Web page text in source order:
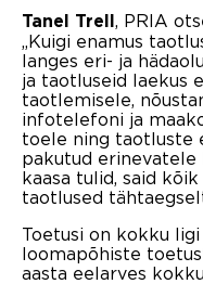
Tanel Trell , PRIA
„Kuigi enamus
langes eri- ja
ja taotluseid laekus
taotlemisele,
infotelefoni ja
toele ning taotluste
pakutud erinevatele
kaasa tulid, said
taotlused
Toetusi on kokku ligi
loomapõhiste
aasta eelarves